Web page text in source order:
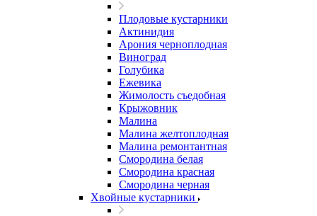
Плодовые кустарники
Актинидия
Арония черноплодная
Виноград
Голубика
Ежевика
Жимолость съедобная
Крыжовник
Малина
Малина желтоплодная
Малина ремонтантная
Смородина белая
Смородина красная
Смородина черная
Хвойные кустарники